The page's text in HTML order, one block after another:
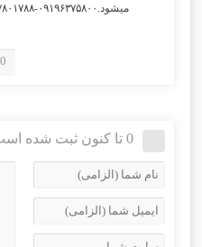
میشود.۰۹۱۹۶۳۷۵۸۰۰-۰۹۳۰۷۸۰۱۷۸۸مهندس دولتی
0 نفر
0 تا کنون ثبت شده است